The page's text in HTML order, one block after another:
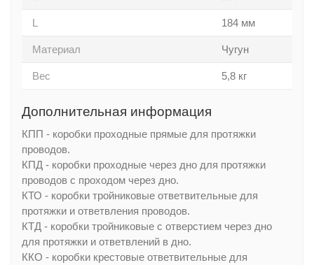
L 184 мм
Материал Чугун
Вес 5,8 кг
Дополнительная информация
КПП - коробки проходные прямые для протяжки
проводов.
КПД - коробки проходные через дно для протяжки
проводов с проходом через дно.
КТО - коробки тройниковые ответвительные для
протяжки и ответвления проводов.
КТД - коробки тройниковые с отверстием через дно
для протяжки и ответвлений в дно.
ККО - коробки крестовые ответвительные для